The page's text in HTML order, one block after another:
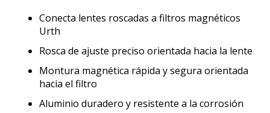
Conecta lentes roscadas a filtros magnéticos
Urth
Rosca de ajuste preciso orientada hacia la lente
Montura magnética rápida y segura orientada
hacia el filtro
Aluminio duradero y resistente a la corrosión